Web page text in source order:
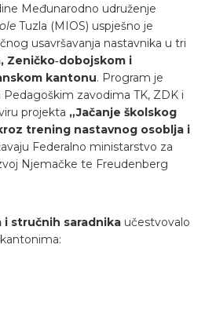
Međunarodno udruženje
Tuzla (MIOS) uspješno je
usavršavanja nastavnika u tri
Zeničko‑dobojskom i
kantonu. Program je
Pedagoškim zavodima TK, ZDK i
projekta „Jačanje školskog
trening nastavnog osoblja i
Federalno ministarstvo za
Njemačke te Freudenberg
i stručnih saradnika učestvovalo